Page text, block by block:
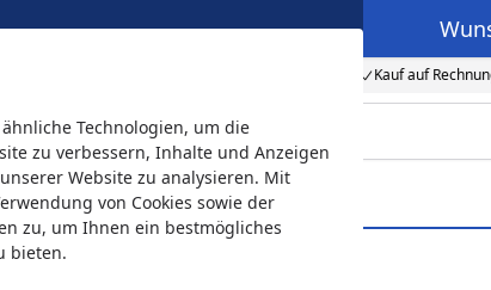
Technologien, um die
zu verbessern, Inhalte und Anzeigen
Website zu analysieren. Mit
von Cookies sowie der
zu, um Ihnen ein bestmögliches
bieten.
Kauf auf
& Fischfutter
Belt